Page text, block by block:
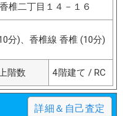
椎二丁目１４－１６
分)、香椎線 香椎 (10分)
階数 4階建て / RC
詳細＆自己査定